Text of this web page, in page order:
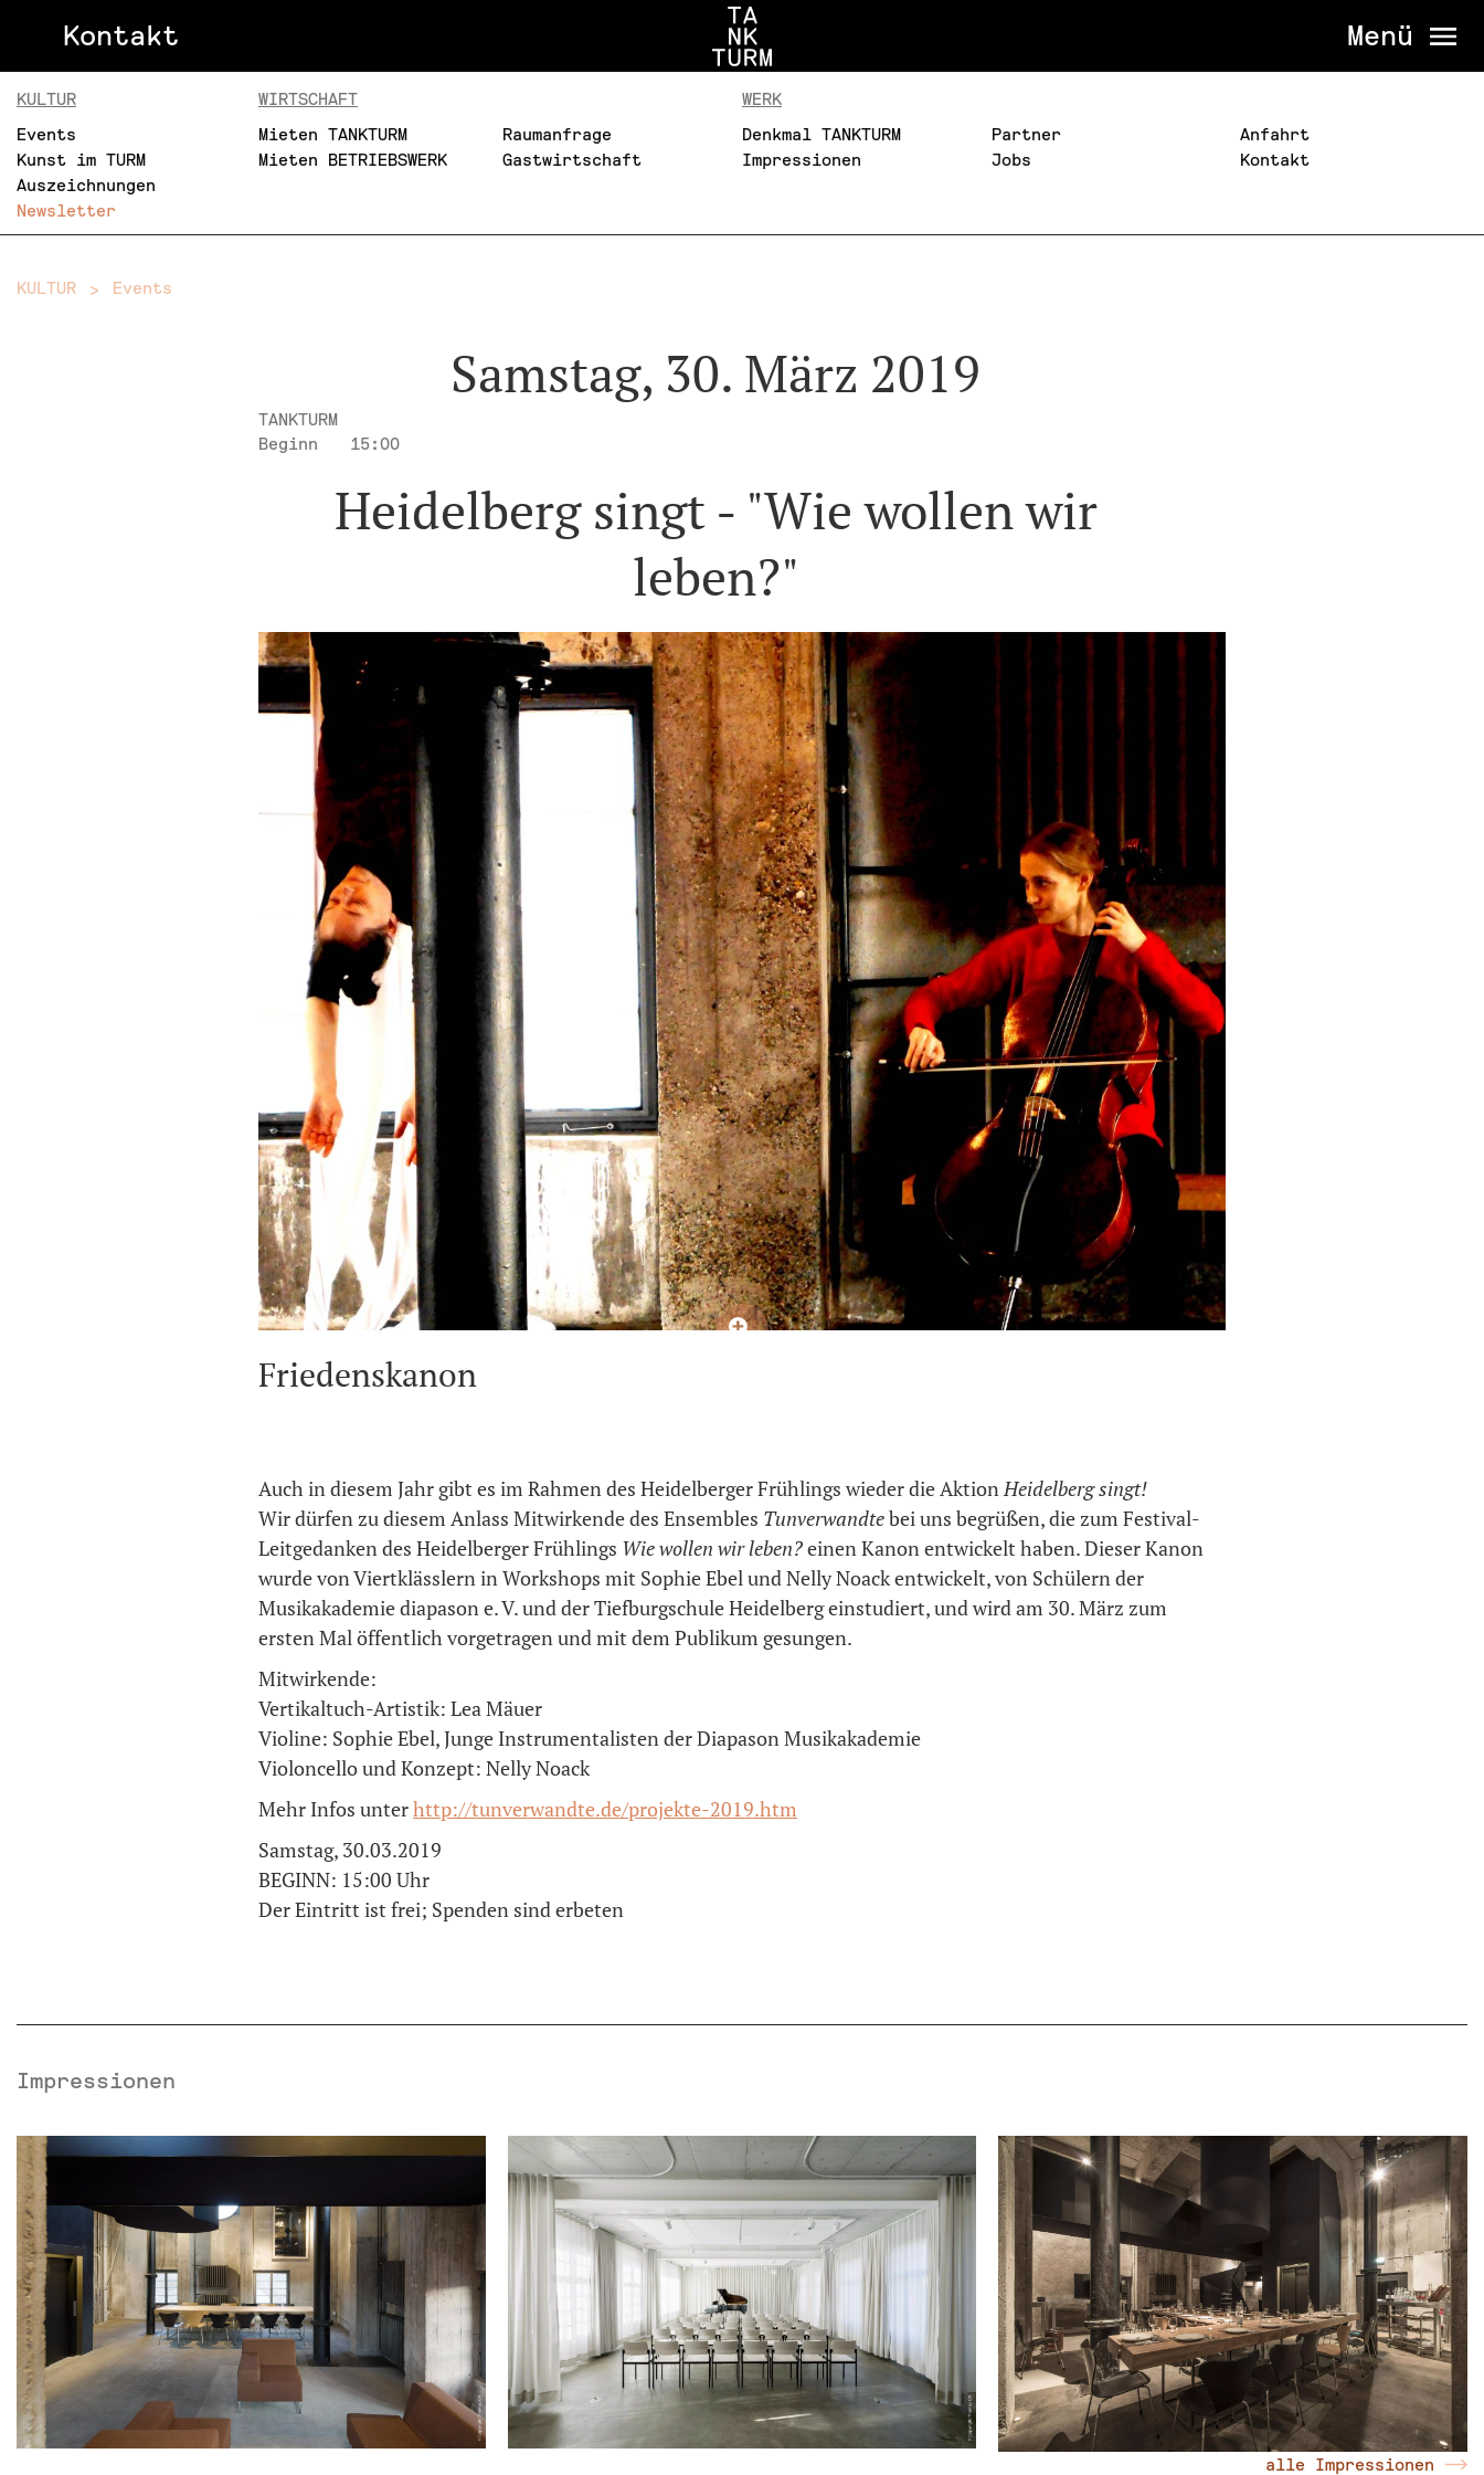
Kontakt Menü
KULTUR
Events
Kunst im TURM
Auszeichnungen
Newsletter
WIRTSCHAFT
Mieten TANKTURM
Mieten BETRIEBSWERK
Raumanfrage
Gastwirtschaft
WERK
Denkmal TANKTURM
Impressionen
Partner
Jobs
Anfahrt
Kontakt
KULTUR Events
Samstag, 30. März 2019
TANKTURM
Beginn
15:00
Heidelberg singt - "Wie wollen wir
leben?"
Friedenskanon
Auch in diesem Jahr gibt es im Rahmen des Heidelberger Frühlings wieder die AktionHeidelberg singt!
Wir dürfen zu diesem Anlass Mitwirkende des Ensembles Tunverwandtebei uns begrüßen, die zum Festival-
Leitgedanken des Heidelberger Frühlings Wie wollen wir leben?einen Kanon entwickelt haben. Dieser Kanon
wurde von Viertklässlern in Workshops mit Sophie Ebel und Nelly Noack entwickelt, von Schülern der
Musikakademie diapason e. V. und der Tiefburgschule Heidelberg einstudiert, und wird am 30. März zum
ersten Mal öffentlich vorgetragen und mit dem Publikum gesungen.
Mitwirkende:
Vertikaltuch-Artistik: Lea Mäuer
Violine: Sophie Ebel, Junge Instrumentalisten der Diapason Musikakademie
Violoncello und Konzept: Nelly Noack
Mehr Infos unterhttp://tunverwandte.de/projekte-2019.htm
Samstag, 30.03.2019
BEGINN: 15:00 Uhr
Der Eintritt ist frei; Spenden sind erbeten
Impressionen
alle Impressionen